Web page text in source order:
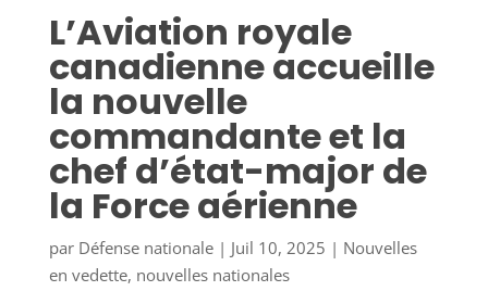
L’Aviation royale
canadienne accueille
la nouvelle
commandante et la
chef d’état-major de
la Force aérienne
par Défense nationale| Juil 10, 2025 | Nouvelles
en vedette, nouvelles nationales